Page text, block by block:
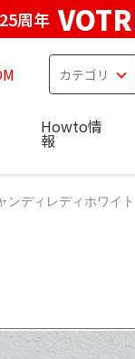
周年
Howto情
報
ディレディホワイ